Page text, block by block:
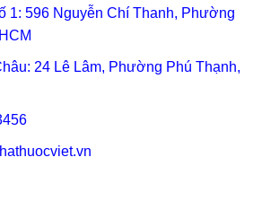
1: 596 Nguyễn Chí Thanh, Phường
24 Lê Lâm, Phường Phú Thạnh,